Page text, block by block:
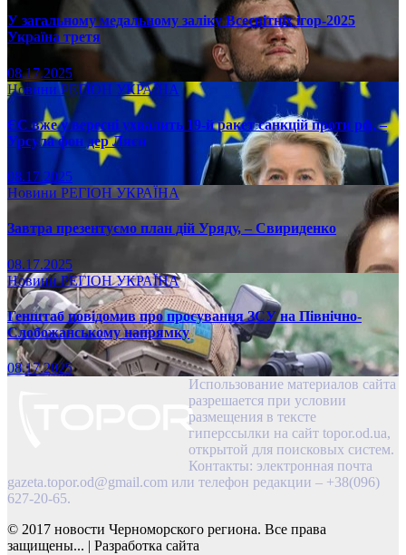
У загальному медальному заліку Всесвітніх ігор-2025
Україна третя
08.17.2025
НовиниРЕГІОН УКРАЇНА
ЄС вже у вересні ухвалить 19-й ракет санкцій проти рф, –
Урсула фон дер Ляєн
08.17.2025
Новини РЕГІОН УКРАЇНА
Завтра презентуємо план дій Уряду, – Свириденко
08.17.2025
НовиниРЕГІОНУКРАЇНА
Генштаб повідомив про просування ЗСУ на Північно-
Слобожанському напрямку
08.17.2025
Использование материалов сайта
разрешается при условии
размещения в тексте
гиперссылки на сайт topor.od.ua,
открытой для поисковых систем.
Контакты: электронная почта
gazeta.topor.od@gmail.com или телефон редакции – +38(096)
627-20-65.
© 2017 новости Черноморского региона. Все права
защищены... | Разработка сайта